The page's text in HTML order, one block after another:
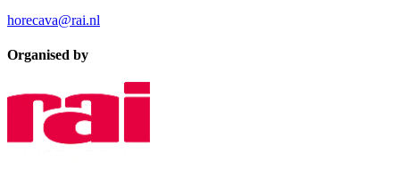
horecava@rai.nl
Organised by